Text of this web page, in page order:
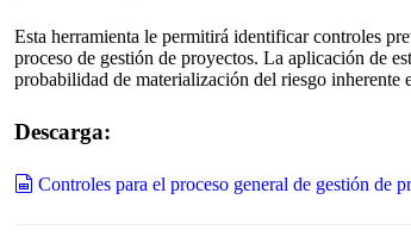
Esta herramienta le permitirá identificar controles
proceso de gestión de proyectos. La aplicación de
probabilidad de materialización del riesgo inherente
Descarga:
spreadsheet
Controles para el proceso general de gestión de